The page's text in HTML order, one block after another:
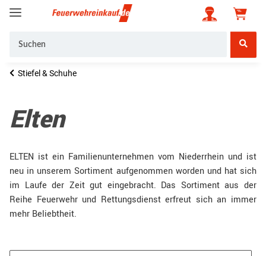
Stiefel & Schuhe
Elten
ELTEN ist ein Familienunternehmen vom Niederrhein und ist
neu in unserem Sortiment aufgenommen worden und hat sich
im Laufe der Zeit gut eingebracht. Das Sortiment aus der
Reihe Feuerwehr und Rettungsdienst erfreut sich an immer
mehr Beliebtheit.